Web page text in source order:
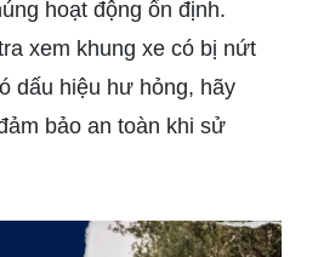
hoạt động ổn định.
xem khung xe có bị nứt
dấu hiệu hư hỏng, hãy
bảo an toàn khi sử